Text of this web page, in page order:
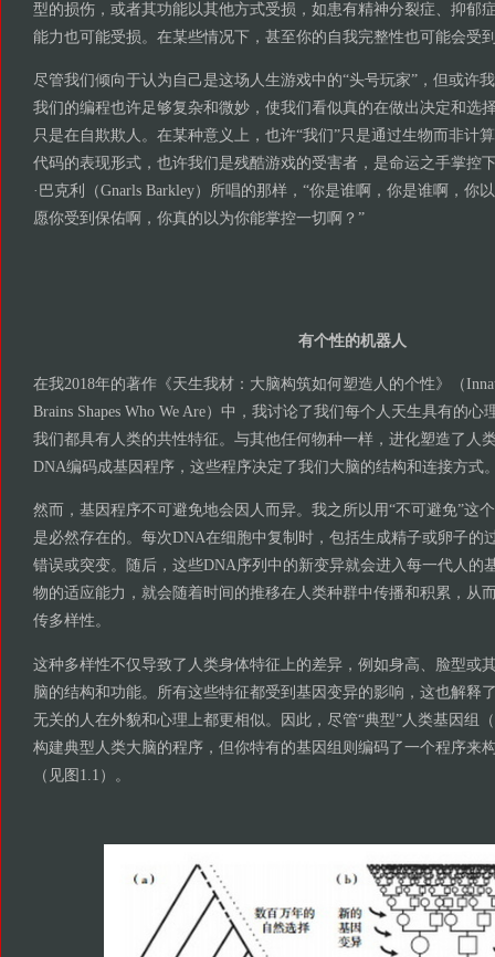
型的损伤，或者其功能以其他方式受损，如患有精神分裂症、抑郁
能力也可能受损。在某些情况下，甚至你的自我完整性也可能会受
尽管我们倾向于认为自己是这场人生游戏中的“头号玩家”，但或许
我们的编程也许足够复杂和微妙，使我们看似真的在做出决定和选
只是在自欺欺人。在某种意义上，也许“我们”只是通过生物而非计
代码的表现形式，也许我们是残酷游戏的受害者，是命运之手掌控
·巴克利（Gnarls Barkley）所唱的那样，“你是谁啊，你是谁啊，你
愿你受到保佑啊，你真的以为你能掌控一切啊？”
有个性的机器人
在我2018年的著作《天生我材：大脑构筑如何塑造人的个性》（
Brains Shapes Who We Are）中，我讨论了我们每个人天生具有的
我们都具有人类的共性特征。与其他任何物种一样，进化塑造了人
DNA编码成基因程序，这些程序决定了我们大脑的结构和连接方式
然而，基因程序不可避免地会因人而异。我之所以用“不可避免”这
是必然存在的。每次DNA在细胞中复制时，包括生成精子或卵子的
错误或突变。随后，这些DNA序列中的新变异就会进入每一代人的
物的适应能力，就会随着时间的推移在人类种群中传播和积累，从
传多样性。
这种多样性不仅导致了人类身体特征上的差异，例如身高、脸型或
脑的结构和功能。所有这些特征都受到基因变异的影响，这也解释
无关的人在外貌和心理上都更相似。因此，尽管“典型”人类基因组
构建典型人类大脑的程序，但你特有的基因组则编码了一个程序来
（见图1.1）。